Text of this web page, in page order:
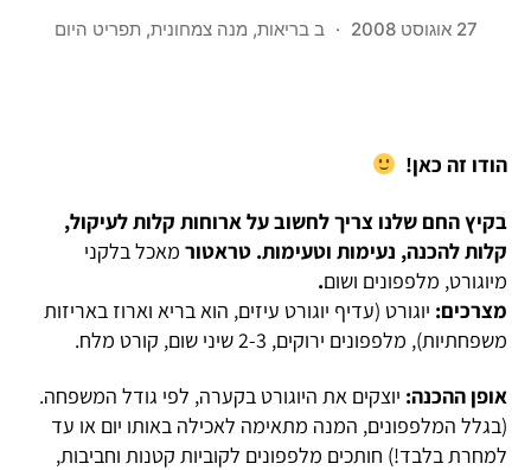
27 אוגוסט 2008 בבריאות, מנה צמחונית, תפריט היום
הודו זה כאן!
בקיץ החם שלנו צריך לחשוב על ארוחות קלות לעיקול,
קלות להכנה, נעימות וטעימות. טראטור מאכל בלקני
מיוגורט, מלפפונים ושום.
מצרכים: יוגורט (עדיף יוגורט עיזים, הוא בריא וארוז באריזות
משפחתיות), מלפפונים ירוקים, 2-3 שיני שום, קורט מלח.
אופן ההכנה: יוצקים את היוגורט בקערה, לפי גודל המשפחה.
(בגלל המלפפונים, המנה מתאימה לאכילה באותו יום או עד
למחרת בלבד!) חותכים מלפפונים לקוביות קטנות וחביבות,